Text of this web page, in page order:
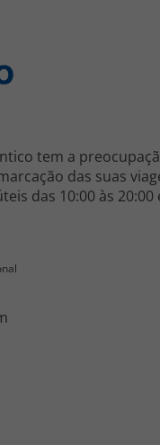
tem a
das suas
das 10:00 às 20:00